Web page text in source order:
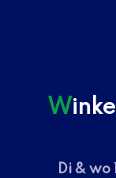
Di & wo